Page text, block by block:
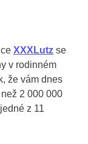
XXXLutz se
v rodinném
že vám dnes
2 000 000
z 11